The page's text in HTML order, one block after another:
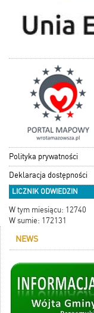
Polityka prywatności
Deklaracja dostępności
LICZNIK ODWIEDZIN
W tym miesiącu: 12740
W sumie: 172131
NEWS